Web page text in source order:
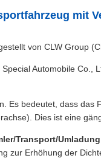
mit
von CLW Group
Automobile
Es bedeutet, dass
Dies ist eine
Transport/
zur Erhöhung der